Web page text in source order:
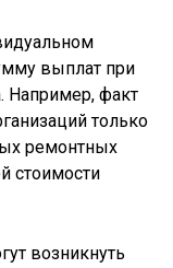
выплат при
Например, факт
только
ремонтных
стоимости
возникнуть